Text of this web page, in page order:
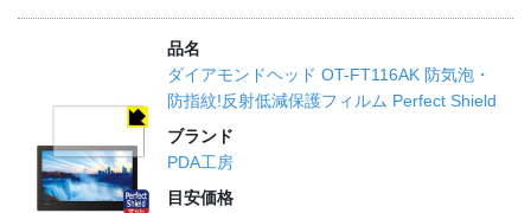
品名
ダイアモンドヘッド OT-FT116AK 防気泡・
防指紋!反射低減保護フィルム Perfect Shield
ブランド
PDA工房
目安価格